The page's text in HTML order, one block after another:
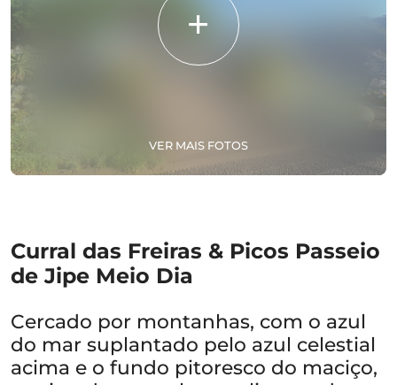
VER MAIS FOTOS
Curral das Freiras & Picos Passeio
de Jipe Meio Dia
Cercado por montanhas, com o azul
do mar suplantado pelo azul celestial
acima e o fundo pitoresco do maciço,